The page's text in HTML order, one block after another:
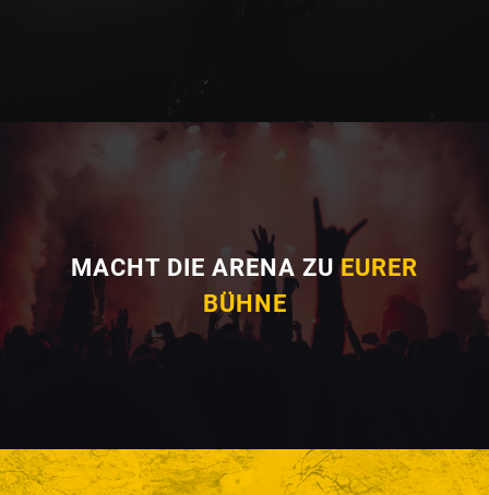
MACHT DIE ARENA ZUEURER
BÜHNE